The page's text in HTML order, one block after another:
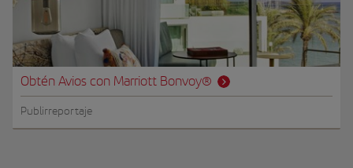
Obtén Avios con Marriott Bonvoy®
Publirreportaje